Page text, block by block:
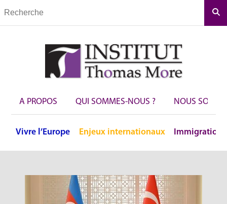
A PROPOS QUI SOMMES-NOUS ? NOUS
Vivre l’Europe Enjeux internationaux Immigration